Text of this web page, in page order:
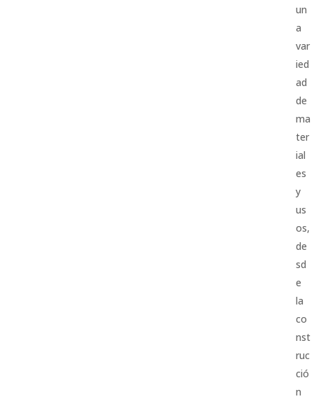
un
a
var
ied
ad
de
ma
ter
ial
es
y
us
os,
de
sd
e
la
co
nst
ruc
ció
n